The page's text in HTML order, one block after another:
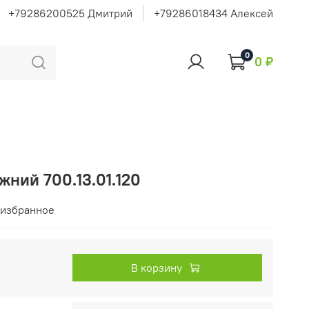
+79286200525 Дмитрий +79286018434 Алексей
0 0 ₽
700.13.01.120
В корзину